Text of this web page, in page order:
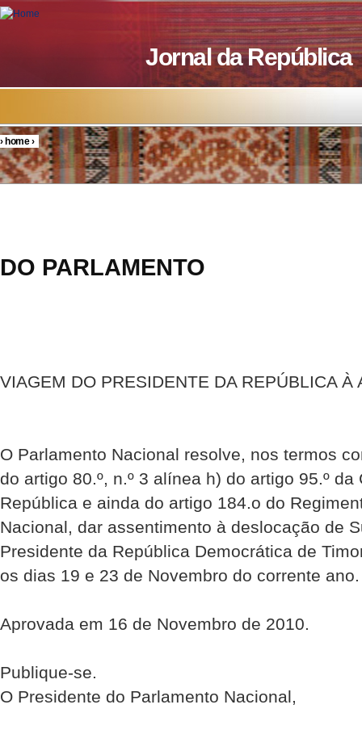
Skip to main content
Jornal da República
You are here
›home›
DO PARLAMENTO
VIAGEM DO PRESIDENTE DA REPÚBLICA À
O Parlamento Nacional resolve, nos termos
do artigo 80.º, n.º 3 alínea h) do artigo 95.º
República e ainda do artigo 184.o do
Nacional, dar assentimento à deslocação de
Presidente da República Democrática de
os dias 19 e 23 de Novembro do corrente ano.
Aprovada em 16 de Novembro de 2010.
Publique-se.
O Presidente do Parlamento Nacional,